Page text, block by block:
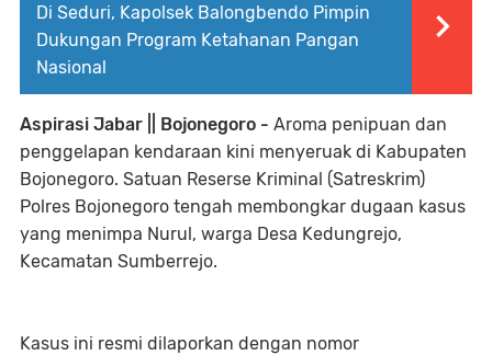
Di Seduri, Kapolsek Balongbendo Pimpin
Dukungan Program Ketahanan Pangan
Nasional
Aspirasi Jabar || Bojonegoro - Aroma penipuan dan
penggelapan kendaraan kini menyeruak di Kabupaten
Bojonegoro. Satuan Reserse Kriminal (Satreskrim)
Polres Bojonegoro tengah membongkar dugaan kasus
yang menimpa Nurul, warga Desa Kedungrejo,
Kecamatan Sumberrejo.
Kasus ini resmi dilaporkan dengan nomor